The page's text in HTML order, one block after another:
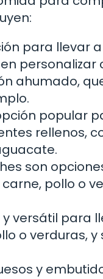
para llevar
personalizar
ahumado,
popular
rellenos,
son
pollo o
versátil para
o verduras, y
y